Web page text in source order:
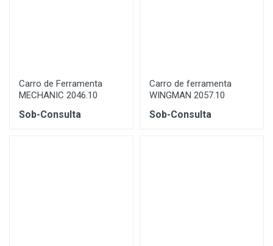
Carro de Ferramenta
MECHANIC 2046.10
Sob-Consulta
Carro de ferramenta
WINGMAN 2057.10
Sob-Consulta